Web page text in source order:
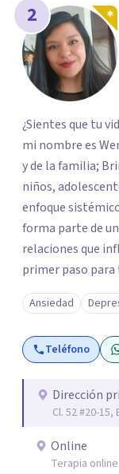
2
¿Sientes que tu
mi nombre es
y de la familia;
niños,
enfoque
forma parte de
relaciones que
primer paso para
Ansiedad
Teléfono
Dirección
Cl. 52 #20-15,
Online
Terapia online